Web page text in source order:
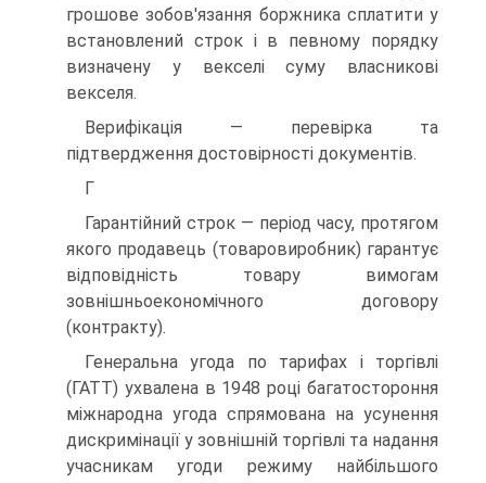
грошове зобов'язання боржника сплатити у
встановлений строк і в певному порядку
визначену у векселі суму власникові
векселя.
Верифікація — перевірка та
підтвердження достовірності документів.
Г
Гарантійний строк — період часу, протягом
якого продавець (товаровиробник) гарантує
відповідність товару вимогам
зовнішньоекономічного договору
(контракту).
Генеральна угода по тарифах і торгівлі
(ГАТТ) ухвалена в 1948 році багатостороння
міжнародна угода спрямована на усунення
дискримінації у зовнішній торгівлі та надання
учасникам угоди режиму найбільшого